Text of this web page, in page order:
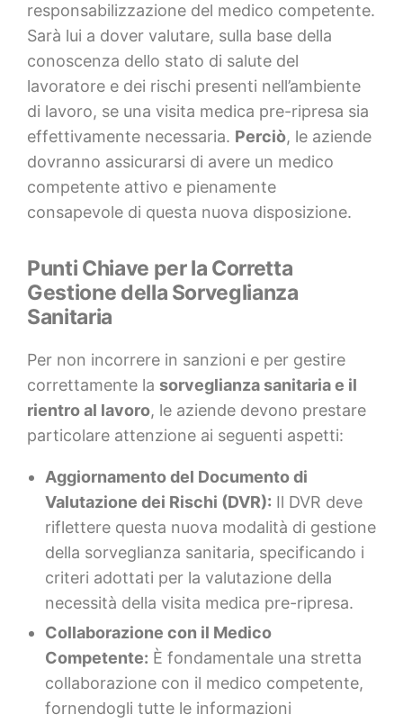
responsabilizzazione del medico competente.
Sarà lui a dover valutare, sulla base della
conoscenza dello stato di salute del
lavoratore e dei rischi presenti nell’ambiente
di lavoro, se una visita medica pre-ripresa sia
effettivamente necessaria. Perciò, le aziende
dovranno assicurarsi di avere un medico
competente attivo e pienamente
consapevole di questa nuova disposizione.
Punti Chiave per la Corretta
Gestione della Sorveglianza
Sanitaria
Per non incorrere in sanzioni e per gestire
correttamente la sorveglianza sanitaria e il
rientro al lavoro, le aziende devono prestare
particolare attenzione ai seguenti aspetti:
Aggiornamento del Documento di
Valutazione dei Rischi (DVR): Il DVR deve
riflettere questa nuova modalità di gestione
della sorveglianza sanitaria, specificando i
criteri adottati per la valutazione della
necessità della visita medica pre-ripresa.
Collaborazione con il Medico
Competente: È fondamentale una stretta
collaborazione con il medico competente,
fornendogli tutte le informazioni